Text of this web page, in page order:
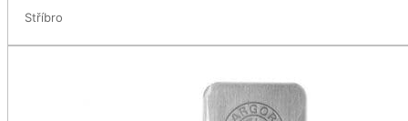
Stříbro